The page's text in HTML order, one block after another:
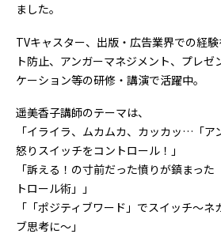
ました。
TVキャスター、出版・広告業界での経
ト防止、アンガーマネジメント、プレゼ
ケーション等の研修・講演で活躍中。
遥美香子講師のテーマは、
「イライラ、ムカムカ、カッカッ…「ア
怒りスイッチをコントロール！」
「訴える！の寸前だった憤りが鎮まっ
トロール術」」
「「ポジティブワード」でスイッチ～ネ
ブ思考に～」